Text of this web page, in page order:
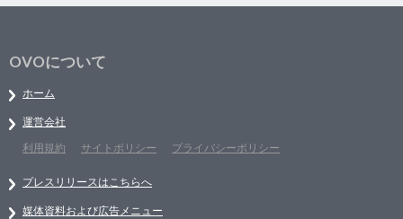
OVOについて
ホーム
運営会社
利用規約
サイトポリシー プライバシーポリシー
プレスリリースはこちらへ
媒体資料および広告メニュー